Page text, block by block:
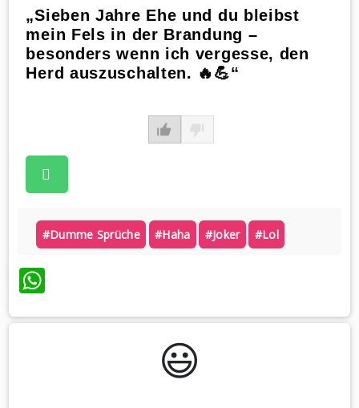
„Sieben Jahre Ehe und du bleibst
mein Fels in der Brandung –
besonders wenn ich vergesse, den
Herd auszuschalten. 🔥💪“
#dumme Sprüche #haha #joker #lol
WhatsApp
😃️